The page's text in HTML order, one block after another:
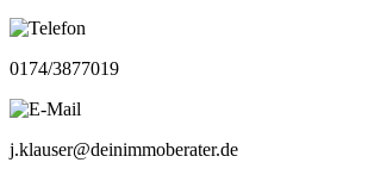
0174/3877019
j.klauser@deinimmoberater.de